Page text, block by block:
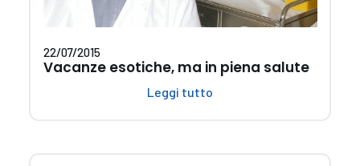
22/07/2015
Vacanze esotiche, ma in piena salute
Leggi tutto